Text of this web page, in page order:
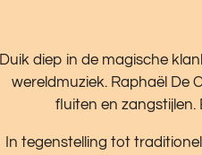
Duik diep in de magische
wereldmuziek. Raphaël De
fluiten en zangstijlen.
In tegenstelling tot